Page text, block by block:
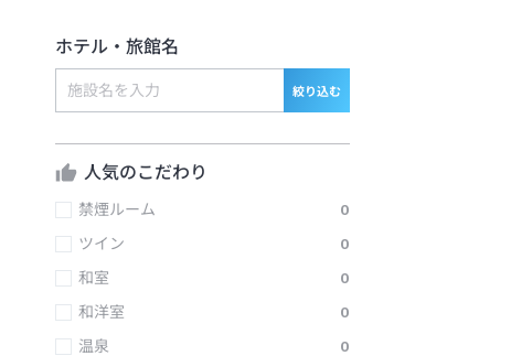
ホテル・旅館名
絞り込む
人気のこだわり
禁煙ルーム
0
ツイン
0
和室
0
和洋室
0
温泉
0